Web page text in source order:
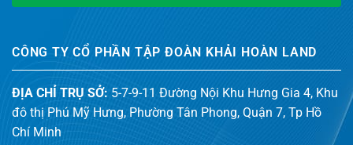
CÔNG TY CỔ PHẦN TẬP ĐOÀN KHẢI HOÀN LAND
ĐỊA CHỈ TRỤ SỞ: 5-7-9-11 Đường Nội Khu Hưng Gia 4, Khu
đô thị Phú Mỹ Hưng, Phường Tân Phong, Quận 7, Tp Hồ
Chí Minh